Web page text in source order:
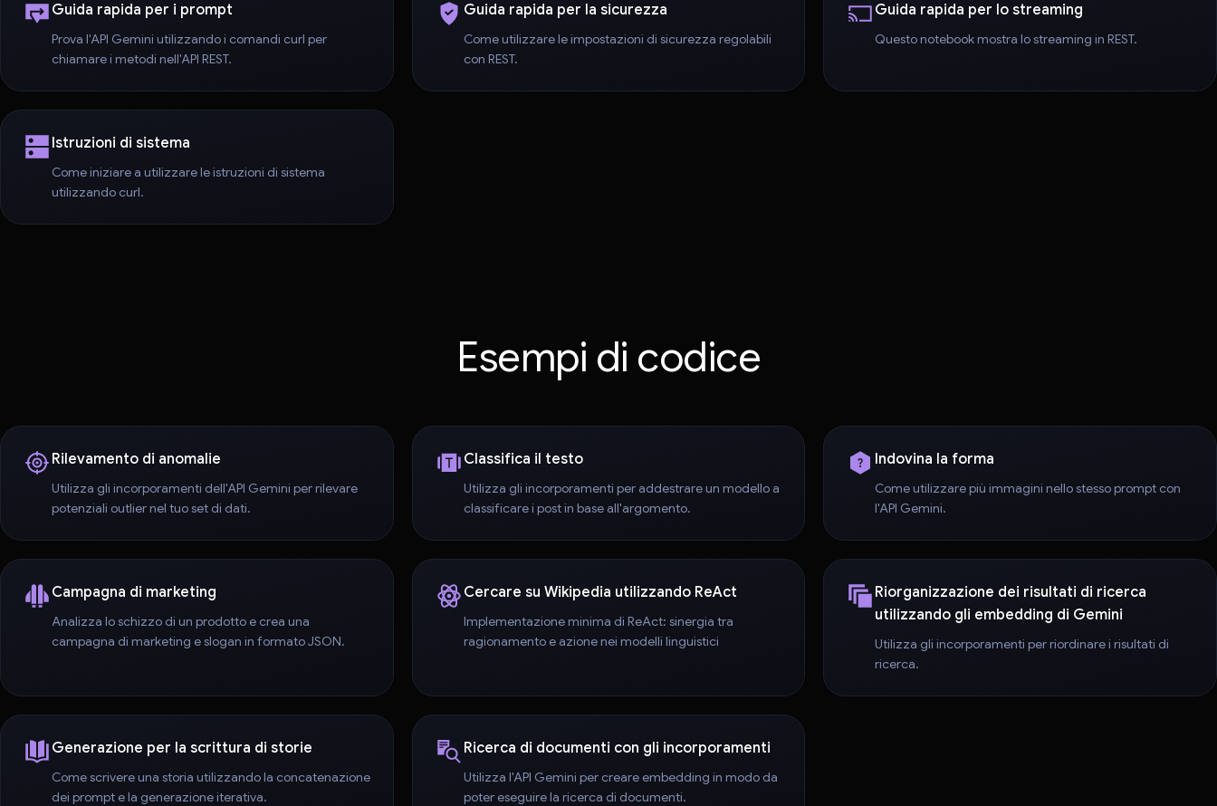
Guida rapida per i prompt
Prova l'API Gemini utilizzando i comandi curl per
chiamare i metodi nell'API REST.
Guida rapida per la sicurezza
Come utilizzare le impostazioni di sicurezza regolabili
con REST.
Guida rapida per lo streaming
Questo notebook mostra lo streaming in REST.
Istruzioni di sistema
Come iniziare a utilizzare le istruzioni di sistema
utilizzando curl.
Esempi di codice
Rilevamento di anomalie
Utilizza gli incorporamenti dell'API Gemini per rilevare
potenziali outlier nel tuo set di dati.
Classifica il testo
Utilizza gli incorporamenti per addestrare un modello a
classificare i post in base all'argomento.
Indovina la forma
Come utilizzare più immagini nello stesso prompt con
l'API Gemini.
Campagna di marketing
Analizza lo schizzo di un prodotto e crea una
campagna di marketing e slogan in formato JSON.
Cercare su Wikipedia utilizzando ReAct
Implementazione minima di ReAct: sinergia tra
ragionamento e azione nei modelli linguistici
Riorganizzazione dei risultati di ricerca
utilizzando gli embedding di Gemini
Utilizza gli incorporamenti per riordinare i risultati di
ricerca.
Generazione per la scrittura di storie
Come scrivere una storia utilizzando la concatenazione
dei prompt e la generazione iterativa.
Ricerca di documenti con gli incorporamenti
Utilizza l'API Gemini per creare embedding in modo da
poter eseguire la ricerca di documenti.